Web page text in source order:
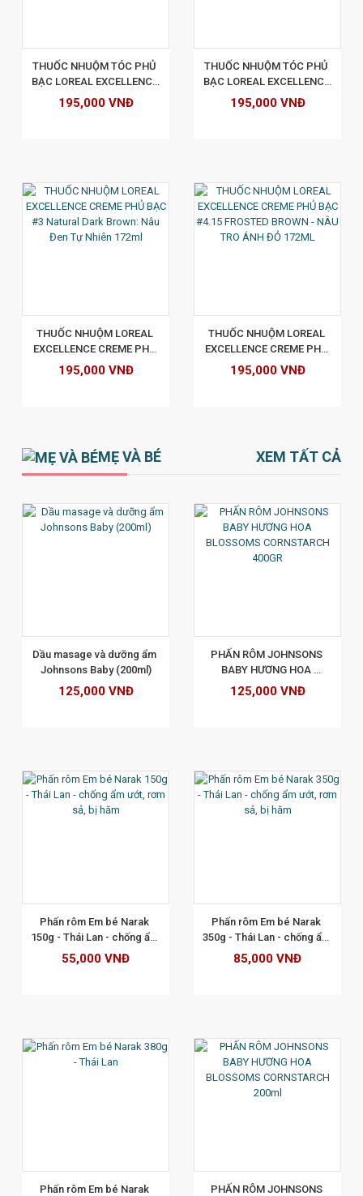
THUỐC NHUỘM TÓC PHỦ
BẠC LOREAL EXCELLENCE
CREAM 172ML - SỐ 6.35 -
MÀU NÂU CHOCOLATE
195,000 VNĐ
THUỐC NHUỘM TÓC PHỦ
BẠC LOREAL EXCELLENCE
CREAM 172ML - SỐ 6.30 -
MÀU NÂU ÁNH VÀNG
195,000 VNĐ
THUỐC NHUỘM LOREAL
EXCELLENCE CREME PHỦ
BẠC #3 Natural Dark
Brown: Nâu Đen Tự Nhiên
195,000 VNĐ
THUỐC NHUỘM LOREAL
EXCELLENCE CREME PHỦ
BẠC #4.15 FROSTED
BROWN - NÂU TRO ÁNH ĐỎ
195,000 VNĐ
MẸ VÀ BÉ XEM TẤT CẢ
Dầu masage và dưỡng ẩm
Johnsons Baby (200ml)
125,000 VNĐ
PHẤN RÔM JOHNSONS
BABY HƯƠNG HOA
BLOSSOMS CORNSTARCH
400GR
125,000 VNĐ
Phấn rôm Em bé Narak
150g - Thái Lan - chống ẩm
ướt, rơm sả, bị hăm
55,000 VNĐ
Phấn rôm Em bé Narak
350g - Thái Lan - chống ẩm
ướt, rơm sả, bị hăm
85,000 VNĐ
Phấn rôm Em bé Narak
PHẤN RÔM JOHNSONS